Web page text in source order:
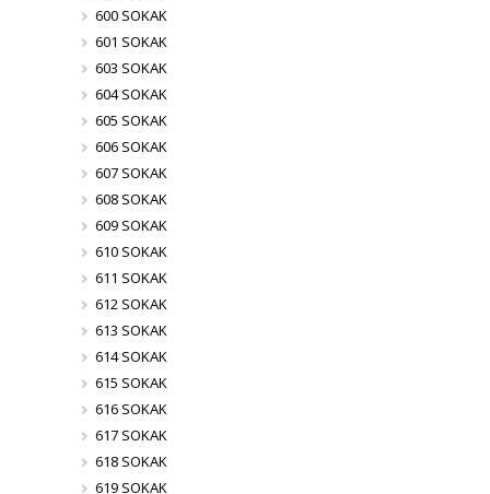
600 SOKAK
601 SOKAK
603 SOKAK
604 SOKAK
605 SOKAK
606 SOKAK
607 SOKAK
608 SOKAK
609 SOKAK
610 SOKAK
611 SOKAK
612 SOKAK
613 SOKAK
614 SOKAK
615 SOKAK
616 SOKAK
617 SOKAK
618 SOKAK
619 SOKAK